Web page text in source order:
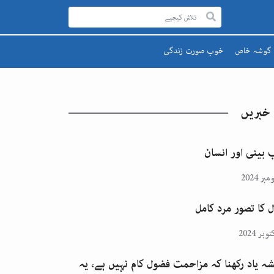
گوشہ خاص
قائد اعظم
اقبالؒ
خوب صورت زندگی
خبریں
بینی اور انسان
کا تصور مرد کامل
یاد رکھنا کہ مزاحمت فضول کام نہیں ہے، یہ